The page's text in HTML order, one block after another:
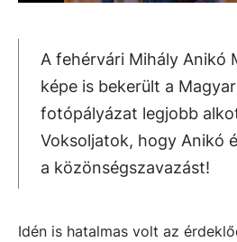
A fehérvári Mihály Anikó
képe is bekerült a
fotópályázat legjobb
Voksoljatok, hogy Anikó
a közönségszavazást!
Idén is hatalmas volt az